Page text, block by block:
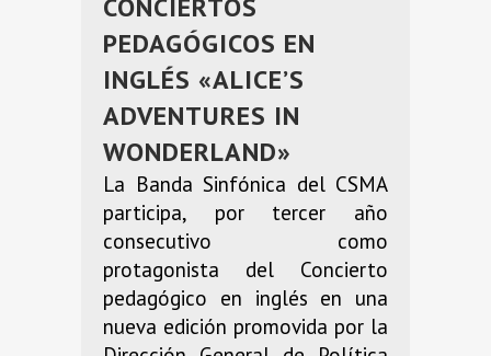
CONCIERTOS
PEDAGÓGICOS EN
INGLÉS «ALICE’S
ADVENTURES IN
WONDERLAND»
La Banda Sinfónica del CSMA
participa, por tercer año
consecutivo como
protagonista del Concierto
pedagógico en inglés en una
nueva edición promovida por la